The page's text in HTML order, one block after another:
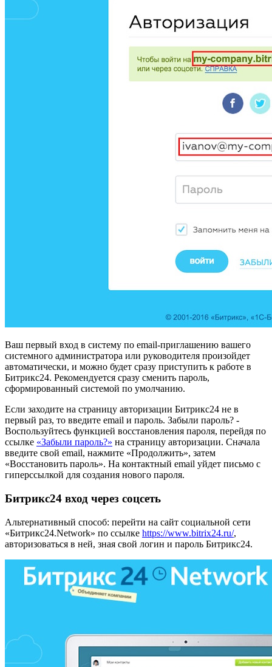
Ваш первый вход в систему по email-приглашению вашего
системного администратора или руководителя произойдет
автоматически, и можно будет сразу приступить к работе в
Битрикс24. Рекомендуется сразу сменить пароль,
сформированный системой по умолчанию.
Если заходите на страницу авторизации Битрикс24 не в
первый раз, то введите email и пароль. Забыли пароль? -
Воспользуйтесь функцией восстановления пароля, перейдя по
ссылке «Забыли пароль?» на страницу авторизации. Сначала
введите свой email, нажмите «Продолжить», затем
«Восстановить пароль». На контактный email уйдет письмо с
гиперссылкой для создания нового пароля.
Битрикс24 вход через соцсеть
Альтернативный способ: перейти на сайт социальной сети
«Битрикс24.Network» по ссылке https://www.bitrix24.ru/,
авторизоваться в ней, зная свой логин и пароль Битрикс24.